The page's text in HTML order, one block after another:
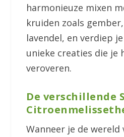
harmonieuze mixen
kruiden zoals
lavendel, en verdiep
unieke creaties die je
veroveren.
De verschillende
Wanneer je de wereld